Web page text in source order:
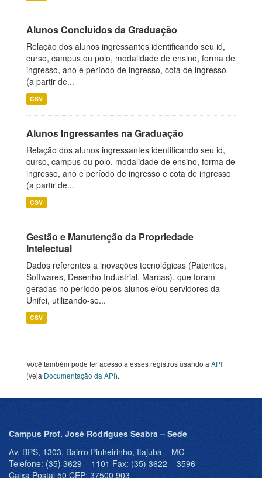
Alunos Concluídos da Graduação
Relação dos alunos ingressantes identificando seu id,
curso, campus ou polo, modalidade de ensino, forma de
ingresso, ano e período de ingresso, cota de ingresso
(a partir de...
CSV
Alunos Ingressantes na Graduação
Relação dos alunos ingressantes identificando seu id,
curso, campus ou polo, modalidade de ensino, forma de
ingresso, ano e período de ingresso e cota de ingresso
(a partir de...
CSV
Gestão e Manutenção da Propriedade
Intelectual
Dados referentes a inovações tecnológicas (Patentes,
Softwares, Desenho Industrial, Marcas), que foram
geradas no período pelos alunos e/ou servidores da
Unifei, utilizando-se...
CSV
Você também pode ter acesso a esses registros usando a API
(veja Documentação da API).
Campus Prof. José Rodrigues Seabra – Sede
Av. BPS, 1303, Bairro Pinheirinho, Itajubá – MG
Telefone: (35) 3629 – 1101 Fax: (35) 3622 – 3596
Caixa Postal 50 CEP: 37500 903